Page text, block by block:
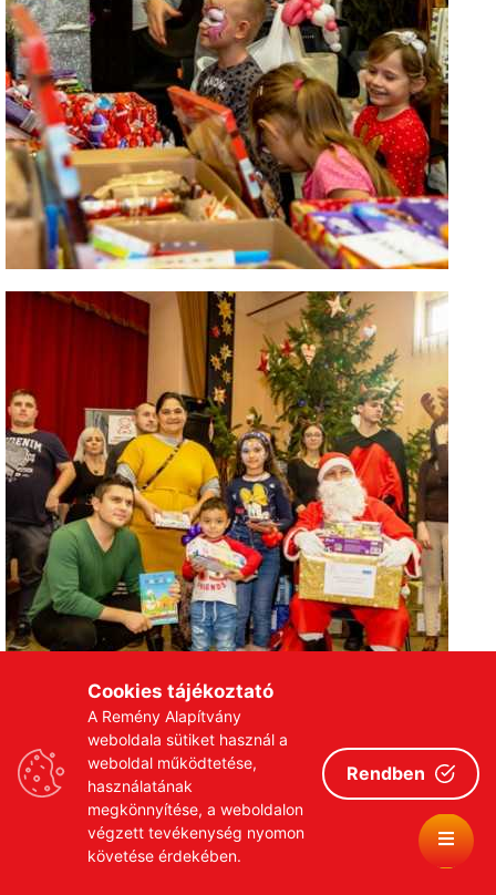
Cookies tájékoztató
A Remény Alapítvány
weboldala sütiket használ a
weboldal működtetése,
használatának
megkönnyítése, a weboldalon
végzett tevékenység nyomon
követése érdekében.
Rendben